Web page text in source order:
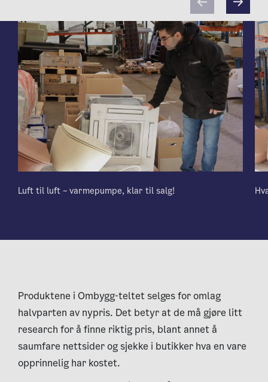
Luft til luft – varmepumpe, klar til salg!
Produktene i Ombygg-teltet selges for omlag
halvparten av nypris. Det betyr at de må gjøre litt
research for å finne riktig pris, blant annet å
saumfare nettsider og sjekke i butikker hva en vare
opprinnelig har kostet.